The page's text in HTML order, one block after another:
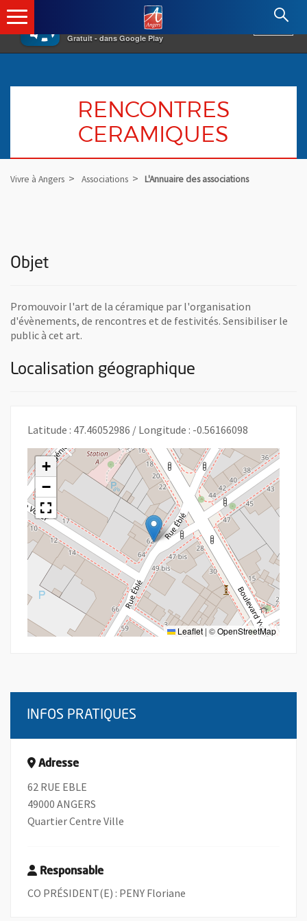
×
Gratuit - dans Google Play
Angers.fr : Retour à l'accueil
RENCONTRES
CERAMIQUES
Vivre à Angers Associations L'Annuaire des associations
Objet
Promouvoir l'art de la céramique par l'organisation
d'évènements, de rencontres et de festivités. Sensibiliser le
public à cet art.
Localisation géographique
Latitude : 47.46052986 / Longitude : -0.56166098
+
−
Leaflet | ©OpenStreetMap
INFOS PRATIQUES
Adresse
62 RUE EBLE
49000 ANGERS
Quartier Centre Ville
Responsable
CO PRÉSIDENT(E) : PENY Floriane